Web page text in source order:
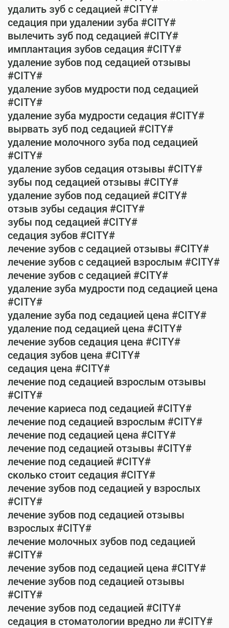
удалить зуб с седацией #CITY#
седация при удалении зуба #CITY#
вылечить зуб под седацией #CITY#
имплантация зубов седация #CITY#
удаление зубов под седацией отзывы
#CITY#
удаление зубов мудрости под седацией
#CITY#
удаление зуба мудрости седация #CITY#
вырвать зуб под седацией #CITY#
удаление молочного зуба под седацией
#CITY#
удаление зубов седация отзывы #CITY#
зубы под седацией отзывы #CITY#
удаление зубов под седацией #CITY#
отзыв зубы седация #CITY#
зубы под седацией #CITY#
седация зубов #CITY#
лечение зубов с седацией отзывы #CITY#
лечение зубов с седацией взрослым #CITY#
лечение зубов с седацией #CITY#
удаление зуба мудрости под седацией цена
#CITY#
удаление зуба под седацией цена #CITY#
удаление под седацией цена #CITY#
лечение зубов седация цена #CITY#
седация зубов цена #CITY#
седация цена #CITY#
лечение под седацией взрослым отзывы
#CITY#
лечение кариеса под седацией #CITY#
лечение под седацией взрослым #CITY#
лечение под седацией цена #CITY#
лечение под седацией отзывы #CITY#
лечение под седацией #CITY#
сколько стоит седация #CITY#
лечение зубов под седацией у взрослых
#CITY#
лечение зубов под седацией отзывы
взрослых #CITY#
лечение молочных зубов под седацией
#CITY#
лечение зубов под седацией цена #CITY#
лечение зубов под седацией отзывы
#CITY#
лечение зубов под седацией #CITY#
седация в стоматологии вредно ли #CITY#